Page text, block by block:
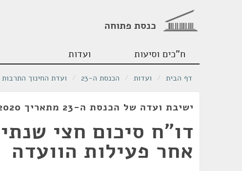
כנסת פתוחה
ח"כים וסיעות ועדות
דף הבית / ועדות / הכנסת ה-23 / ועדת החינוך
ישיבת ועדה של הכנסת ה-23 מתאריך 01/12/2020
דו"ח סיכום חצי
אחר פעילות הוועדה